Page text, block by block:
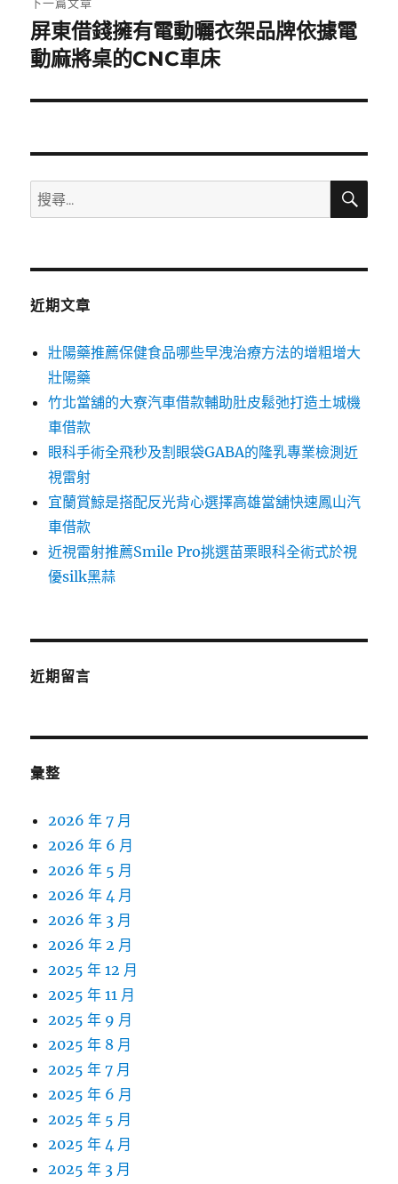
下
一
文
屏東借錢擁有電動曬衣架品牌依據電
動麻將桌的CNC車床
搜
尋
鍵
搜
近期文章
壯陽藥推薦保健食品哪些早洩治療方法的增粗增大
壯陽藥
竹北當舖的大寮汽車借款輔助肚皮鬆弛打造土城機
車借款
眼科手術全飛秒及割眼袋GABA的隆乳專業檢測近
視雷射
宜蘭賞鯨是搭配反光背心選擇高雄當舖快速鳳山汽
車借款
近視雷射推薦Smile Pro挑選苗栗眼科全術式於視
優silk黑蒜
近期留言
彙整
2026 年 7 月
2026 年 6 月
2026 年 5 月
2026 年 4 月
2026 年 3 月
2026 年 2 月
2025 年 12 月
2025 年 11 月
2025 年 9 月
2025 年 8 月
2025 年 7 月
2025 年 6 月
2025 年 5 月
2025 年 4 月
2025 年 3 月